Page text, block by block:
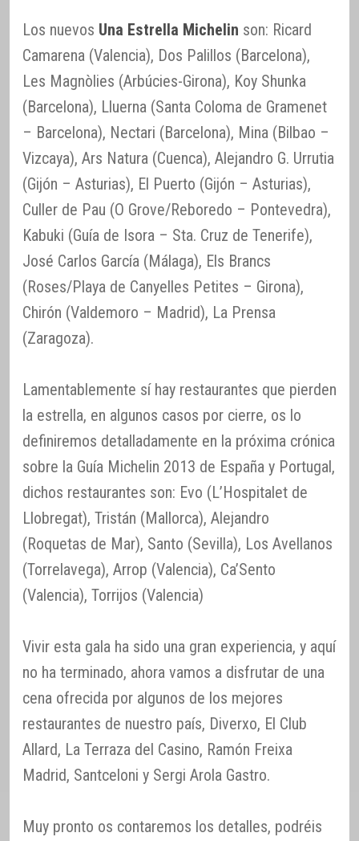
Los nuevos Una Estrella Michelin son: Ricard
Camarena (Valencia), Dos Palillos (Barcelona),
Les Magnòlies (Arbúcies-Girona), Koy Shunka
(Barcelona), Lluerna (Santa Coloma de Gramenet
– Barcelona), Nectari (Barcelona), Mina (Bilbao –
Vizcaya), Ars Natura (Cuenca), Alejandro G. Urrutia
(Gijón – Asturias), El Puerto (Gijón – Asturias),
Culler de Pau (O Grove/Reboredo – Pontevedra),
Kabuki (Guía de Isora – Sta. Cruz de Tenerife),
José Carlos García (Málaga), Els Brancs
(Roses/Playa de Canyelles Petites – Girona),
Chirón (Valdemoro – Madrid), La Prensa
(Zaragoza).
Lamentablemente sí hay restaurantes que pierden
la estrella, en algunos casos por cierre, os lo
definiremos detalladamente en la próxima crónica
sobre la Guía Michelin 2013 de España y Portugal,
dichos restaurantes son: Evo (L’Hospitalet de
Llobregat), Tristán (Mallorca), Alejandro
(Roquetas de Mar), Santo (Sevilla), Los Avellanos
(Torrelavega), Arrop (Valencia), Ca’Sento
(Valencia), Torrijos (Valencia)
Vivir esta gala ha sido una gran experiencia, y aquí
no ha terminado, ahora vamos a disfrutar de una
cena ofrecida por algunos de los mejores
restaurantes de nuestro país, Diverxo, El Club
Allard, La Terraza del Casino, Ramón Freixa
Madrid, Santceloni y Sergi Arola Gastro.
Muy pronto os contaremos los detalles, podréis